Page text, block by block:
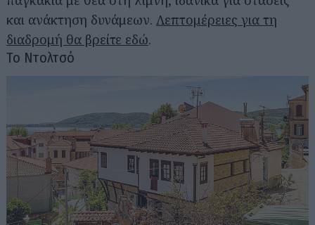
και ανάκτηση δυνάμεων. Λεπτομέρειες για τη
διαδρομή θα βρείτε εδώ.
Το Ντολτσό